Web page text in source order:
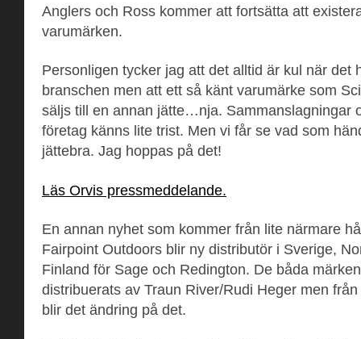
Anglers och Ross kommer att fortsätta att
varumärken.
Personligen tycker jag att det alltid är kul när det
branschen men att ett så känt varumärke som
säljs till en annan jätte…nja. Sammanslagningar
företag känns lite trist. Men vi får se vad som
jättebra. Jag hoppas på det!
Läs Orvis pressmeddelande.
En annan nyhet som kommer från lite närmare
Fairpoint Outdoors blir ny distributör i Sverige,
Finland för Sage och Redington. De båda
distribuerats av Traun River/Rudi Heger men
blir det ändring på det.